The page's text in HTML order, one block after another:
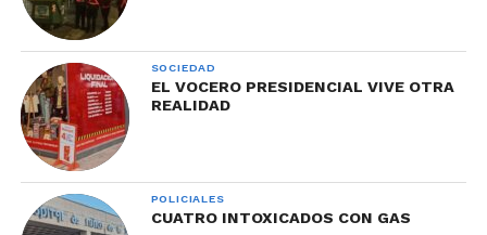
SOCIEDAD
EL VOCERO PRESIDENCIAL VIVE OTRA
REALIDAD
POLICIALES
CUATRO INTOXICADOS CON GAS